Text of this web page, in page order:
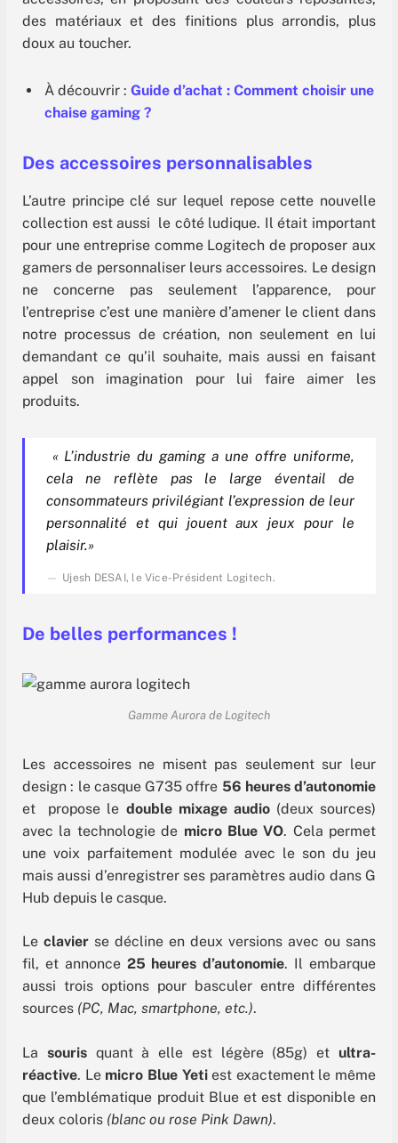
des matériaux et des finitions plus arrondis, plus
doux au toucher.
À découvrir : Guide d’achat : Comment choisir une
chaise gaming ?
Des accessoires personnalisables
L’autre principe clé sur lequel repose cette nouvelle
collection est aussi le côté ludique. Il était important
pour une entreprise comme Logitech de proposer aux
gamers de personnaliser leurs accessoires. Le design
ne concerne pas seulement l’apparence, pour
l’entreprise c’est une manière d’amener le client dans
notre processus de création, non seulement en lui
demandant ce qu’il souhaite, mais aussi en faisant
appel son imagination pour lui faire aimer les
produits.
« L’industrie du gaming a une offre uniforme,
cela ne reflète pas le large éventail de
consommateurs privilégiant l’expression de leur
personnalité et qui jouent aux jeux pour le
plaisir.»
Ujesh DESAI, le Vice-Président Logitech.
De belles performances !
Gamme Aurora de Logitech
Les accessoires ne misent pas seulement sur leur
design : le casque G735 offre 56 heures d’autonomie
et propose le double mixage audio(deux sources)
avec la technologie de micro Blue VO. Cela permet
une voix parfaitement modulée avec le son du jeu
mais aussi d’enregistrer ses paramètres audio dans G
Hub depuis le casque.
Le clavier se décline en deux versions avec ou sans
fil, et annonce25 heures d’autonomie. Il embarque
aussi trois options pour basculer entre différentes
sources (PC, Mac, smartphone, etc.).
La sourisquant à elle est légère (85g) et ultra-
réactive. Le micro Blue Yetiest exactement le même
que l’emblématique produit Blue et est disponible en
deux coloris (blanc ou rose Pink Dawn).